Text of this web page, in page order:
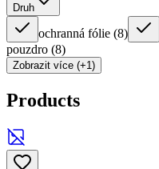
Druh
ochranná fólie (8)
pouzdro (8)
Zobrazit více (+1)
Products